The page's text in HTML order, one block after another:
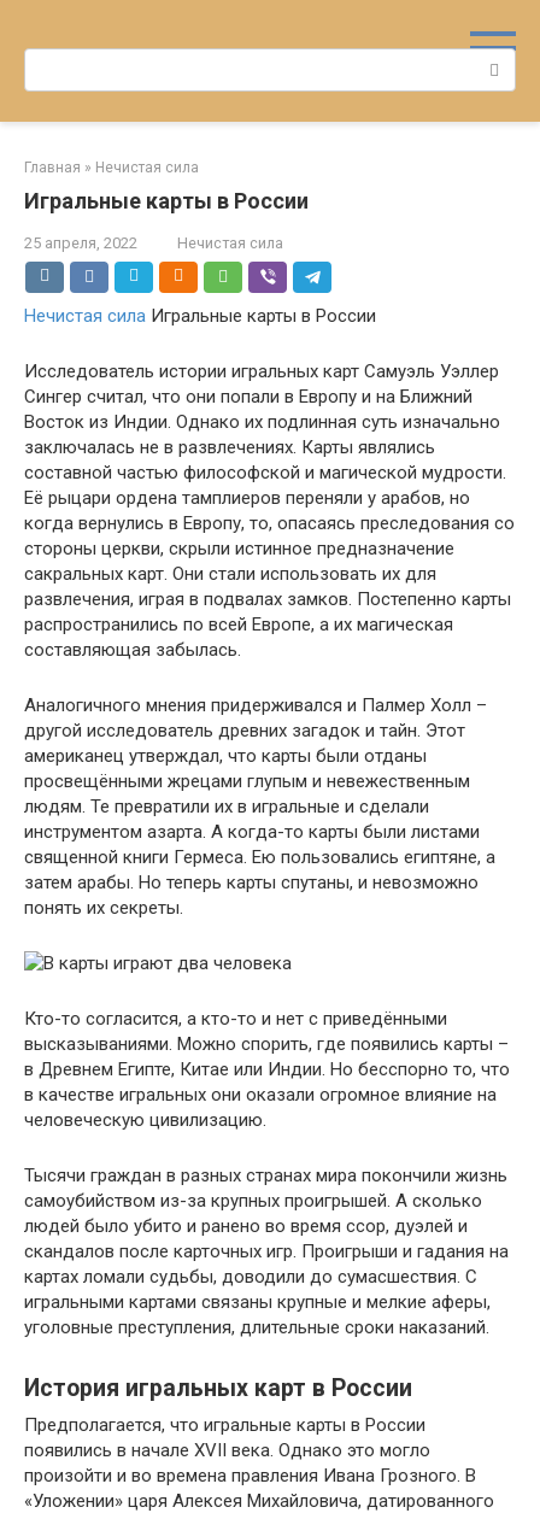
Поиск:
Главная » Нечистая сила
Игральные карты в России
25 апреля, 2022 Нечистая сила
Нечистая сила Игральные карты в России
Исследователь истории игральных карт Самуэль Уэллер
Сингер считал, что они попали в Европу и на Ближний
Восток из Индии. Однако их подлинная суть изначально
заключалась не в развлечениях. Карты являлись
составной частью философской и магической мудрости.
Её рыцари ордена тамплиеров переняли у арабов, но
когда вернулись в Европу, то, опасаясь преследования со
стороны церкви, скрыли истинное предназначение
сакральных карт. Они стали использовать их для
развлечения, играя в подвалах замков. Постепенно карты
распространились по всей Европе, а их магическая
составляющая забылась.
Аналогичного мнения придерживался и Палмер Холл –
другой исследователь древних загадок и тайн. Этот
американец утверждал, что карты были отданы
просвещёнными жрецами глупым и невежественным
людям. Те превратили их в игральные и сделали
инструментом азарта. А когда-то карты были листами
священной книги Гермеса. Ею пользовались египтяне, а
затем арабы. Но теперь карты спутаны, и невозможно
понять их секреты.
Кто-то согласится, а кто-то и нет с приведёнными
высказываниями. Можно спорить, где появились карты –
в Древнем Египте, Китае или Индии. Но бесспорно то, что
в качестве игральных они оказали огромное влияние на
человеческую цивилизацию.
Тысячи граждан в разных странах мира покончили жизнь
самоубийством из-за крупных проигрышей. А сколько
людей было убито и ранено во время ссор, дуэлей и
скандалов после карточных игр. Проигрыши и гадания на
картах ломали судьбы, доводили до сумасшествия. С
игральными картами связаны крупные и мелкие аферы,
уголовные преступления, длительные сроки наказаний.
История игральных карт в России
Предполагается, что игральные карты в России
появились в начале XVII века. Однако это могло
произойти и во времена правления Ивана Грозного. В
«Уложении» царя Алексея Михайловича, датированного